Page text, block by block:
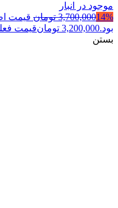
موجود در انبار
14%
3,700,000 تومان
بود.3,200,000 تومانقیمت فعلی: 3,200,000
بستن